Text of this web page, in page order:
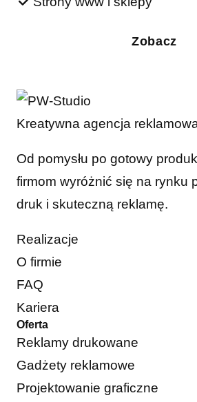
Zobacz
Kreatywna agencja
Od pomysłu po gotowy
firmom wyróżnić się na rynku
druk i skuteczną reklamę.
Realizacje
O firmie
FAQ
Kariera
Oferta
Reklamy drukowane
Gadżety reklamowe
Projektowanie graficzne